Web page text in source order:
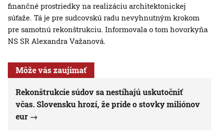
finančné prostriedky na realizáciu architektonickej
súťaže. Tá je pre sudcovskú radu nevyhnutným krokom
pre samotnú rekonštrukciu. Informovala o tom hovorkyňa
NS SR Alexandra Važanová.
Môže vás zaujímať
Rekonštrukcie súdov sa nestíhajú uskutočniť
včas. Slovensku hrozí, že príde o stovky miliónov
eur